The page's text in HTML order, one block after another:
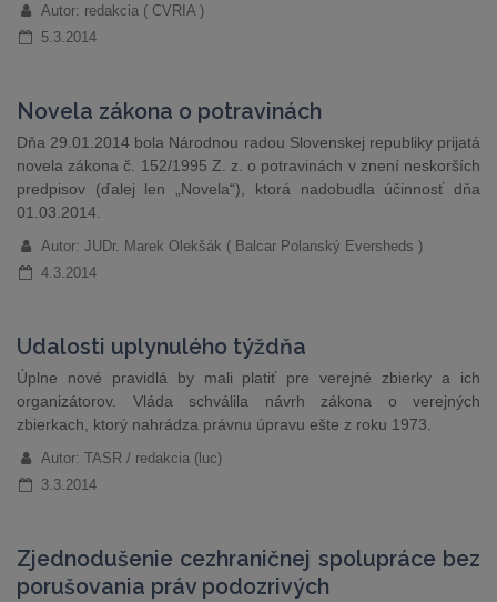
Autor: redakcia ( CVRIA )
5.3.2014
Novela zákona o potravinách
Dňa 29.01.2014 bola Národnou radou Slovenskej republiky prijatá
novela zákona č. 152/1995 Z. z. o potravinách v znení neskorších
predpisov (ďalej len „Novela“), ktorá nadobudla účinnosť dňa
01.03.2014.
Autor: JUDr. Marek Olekšák ( Balcar Polanský Eversheds )
4.3.2014
Udalosti uplynulého týždňa
Úplne nové pravidlá by mali platiť pre verejné zbierky a ich
organizátorov. Vláda schválila návrh zákona o verejných
zbierkach, ktorý nahrádza právnu úpravu ešte z roku 1973.
Autor: TASR / redakcia (luc)
3.3.2014
Zjednodušenie cezhraničnej spolupráce bez
porušovania práv podozrivých